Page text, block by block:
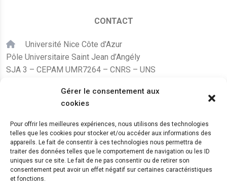
Gérer le consentement aux
cookies
Pour offrir les meilleures expériences, nous utilisons des technologies
telles que les cookies pour stocker et/ou accéder aux informations des
appareils. Le fait de consentir à ces technologies nous permettra de
traiter des données telles que le comportement de navigation ou les ID
uniques sur ce site. Le fait de ne pas consentir ou de retirer son
consentement peut avoir un effet négatif sur certaines caractéristiques
et fonctions.
CONTACT
Université Nice Côte d'Azur
Pôle Universitaire Saint Jean d’Angély
SJA 3 – CEPAM UMR7264 – CNRS – UNS
+33 (0)4 89 15 24 08
LE CEPAM EST HÉBERGÉ PAR